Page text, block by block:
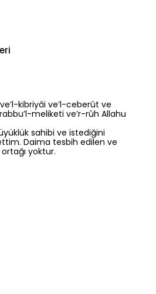
kibriyâi ve’l-ceberût ve
meliketi ve’r-rûh Allahu
sahibi ve istediğini
Daima tesbih edilen ve
yoktur.